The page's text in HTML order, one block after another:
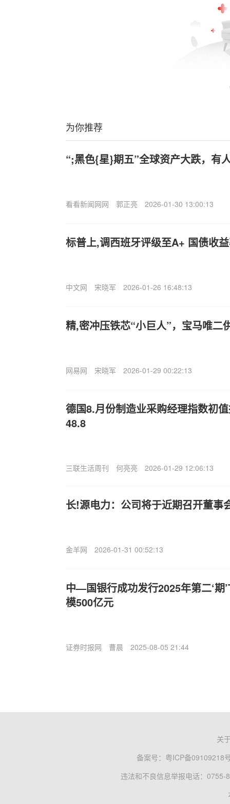
为你推荐
“;黑色{星}期五”全球资产大跌，有
看看新闻网网 郭正亮 2026-01-30 13:00:13
标普上,调西班牙评级至A+ 国债收
中文网 宋晓军 2026-01-26 16:48:13
精,密冲压铁芯“小巨人”，宝马唯二
网易网 宋晓军 2026-01-29 00:22:13
德国8.月份制造业采购经理指数初
48.8
三联生活周刊 何亮亮 2026-01-29 12:06:13
长!源电力：公司将于近期召开董事
金羊网 2026-01-31 00:52:13
中—国银行成功发行2025年第二‘期
模500亿元
证券时报网 曹晨 2025-08-05 21:44
关
备案号： 粤ICP备09109218
违法和不良信息举报电话：0755-